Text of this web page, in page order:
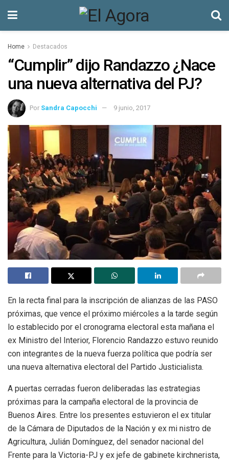
Home Destacados
“Cumplir” dijo Randazzo ¿Nace
una nueva alternativa del PJ?
Por Sandra Capocchi 9 junio, 2017
En la recta final para la inscripción de alianzas de las PASO
próximas, que vence el próximo miércoles a la tarde según
lo establecido por el cronograma electoral esta mañana el
ex Ministro del Interior, Florencio Randazzo estuvo reunido
con integrantes de la nueva fuerza política que podría ser
una nueva alternativa electoral del Partido Justicialista.
A puertas cerradas fueron deliberadas las estrategias
próximas para la campaña electoral de la provincia de
Buenos Aires. Entre los presentes estuvieron el ex titular
de la Cámara de Diputados de la Nación y ex mi nistro de
Agricultura, Julián Domínguez, del senador nacional del
Frente para la Victoria-PJ y ex jefe de gabinete kirchnerista,